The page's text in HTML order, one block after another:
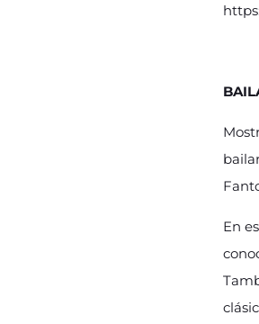
En